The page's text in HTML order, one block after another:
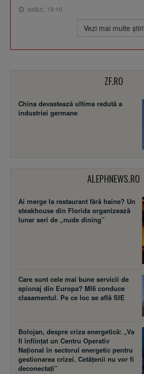
astăzi, 19:16
Vezi mai multe ştiri
ZF.RO
China devastează ultima redută a
industriei germane
ALEPHNEWS.RO
Ai merge la restaurant fără haine? Un
steakhouse din Florida organizează
lunar seri de „nude dining”
Care sunt cele mai bune servicii de
spionaj din Europa? MI6 conduce
clasamentul. Pe ce loc se află SIE
Bolojan, despre criza energetică: „Va
fi înființat un Centru Operativ
Național în sectorul energetic pentru
gestionarea crizei. Cetățenii nu vor fi
deconectați”